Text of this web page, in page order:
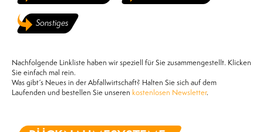
Sonstiges
Nachfolgende Linkliste haben wir speziell für Sie zusammengestellt. Klicken
Sie einfach mal rein.
Was gibt´s Neues in der Abfallwirtschaft? Halten Sie sich auf dem
Laufenden und bestellen Sie unseren kostenlosen Newsletter.